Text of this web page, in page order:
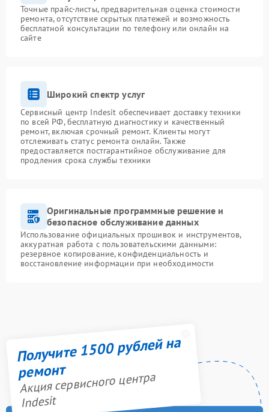
Точные прайс-листы, предварительная оценка стоимости
ремонта, отсутствие скрытых платежей и возможность
бесплатной консультации по телефону или онлайн на
сайте
Широкий спектр услуг
Сервисный центр Indesit обеспечивает доставку техники
по всей РФ, бесплатную диагностику и качественный
ремонт, включая срочный ремонт. Клиенты могут
отслеживать статус ремонта онлайн. Также
предоставляется постгарантийное обслуживание для
продления срока службы техники
Оригинальные программные решение и
безопасное обслуживание данных
Использование официальных прошивок и инструментов,
аккуратная работа с пользовательскими данными:
резервное копирование, конфиденциальность и
восстановление информации при необходимости
Получите 1500 рублей на
ремонт
Акция сервисного центра
Indesit